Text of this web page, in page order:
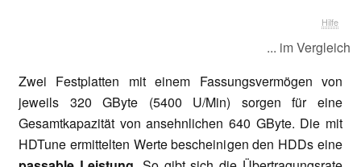
Hilfe
... im Vergleich
Zwei Festplatten mit einem Fassungsvermögen von
jeweils 320 GByte (5400 U/Min) sorgen für eine
Gesamtkapazität von ansehnlichen 640 GByte. Die mit
HDTune ermittelten Werte bescheinigen den HDDs eine